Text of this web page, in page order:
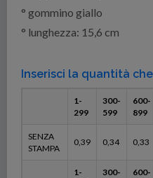
° gommino giallo
° lunghezza: 15,6 cm
Inserisci la quantità
1-
299
300-
599
600-
899
SENZA
STAMPA
0,39 0,34 0,33
1-
300-
600-